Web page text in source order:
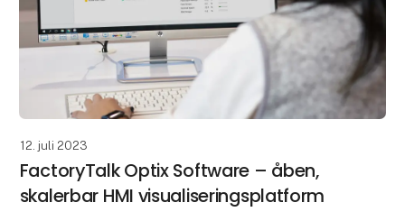
12. juli 2023
FactoryTalk Optix Software – åben,
skalerbar HMI visualiseringsplatform